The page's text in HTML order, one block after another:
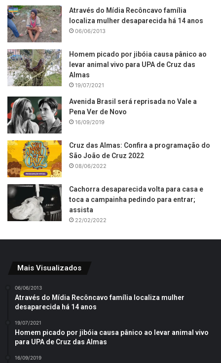
Através do Mídia Recôncavo família
localiza mulher desaparecida há 14 anos
06/06/2013
Homem picado por jibóia causa pânico ao
levar animal vivo para UPA de Cruz das
Almas
19/07/2021
Avenida Brasil será reprisada no Vale a
Pena Ver de Novo
16/09/2019
Cruz das Almas: Confira a programação do
São João de Cruz 2022
08/06/2022
Cachorra desaparecida volta para casa e
toca a campainha pedindo para entrar;
assista
22/02/2022
Mais Visualizados
06/06/2013
Através do Mídia Recôncavo família localiza mulher
desaparecida há 14 anos
19/07/2021
Homem picado por jibóia causa pânico ao levar animal vivo
para UPA de Cruz das Almas
16/09/2019